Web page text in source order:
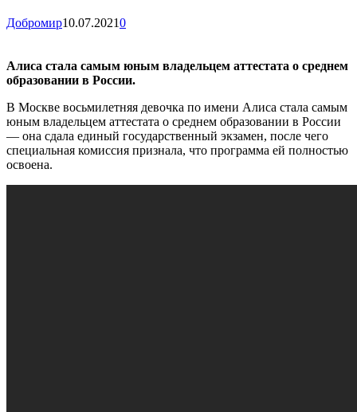
Добромир10.07.20210
Алиса стала самым юным владельцем аттестата о среднем
образовании в России.
В Москве восьмилетняя девочка по имени Алиса стала самым
юным владельцем аттестата о среднем образовании в России
— она сдала единый государственный экзамен, после чего
специальная комиссия признала, что программа ей полностью
освоена.